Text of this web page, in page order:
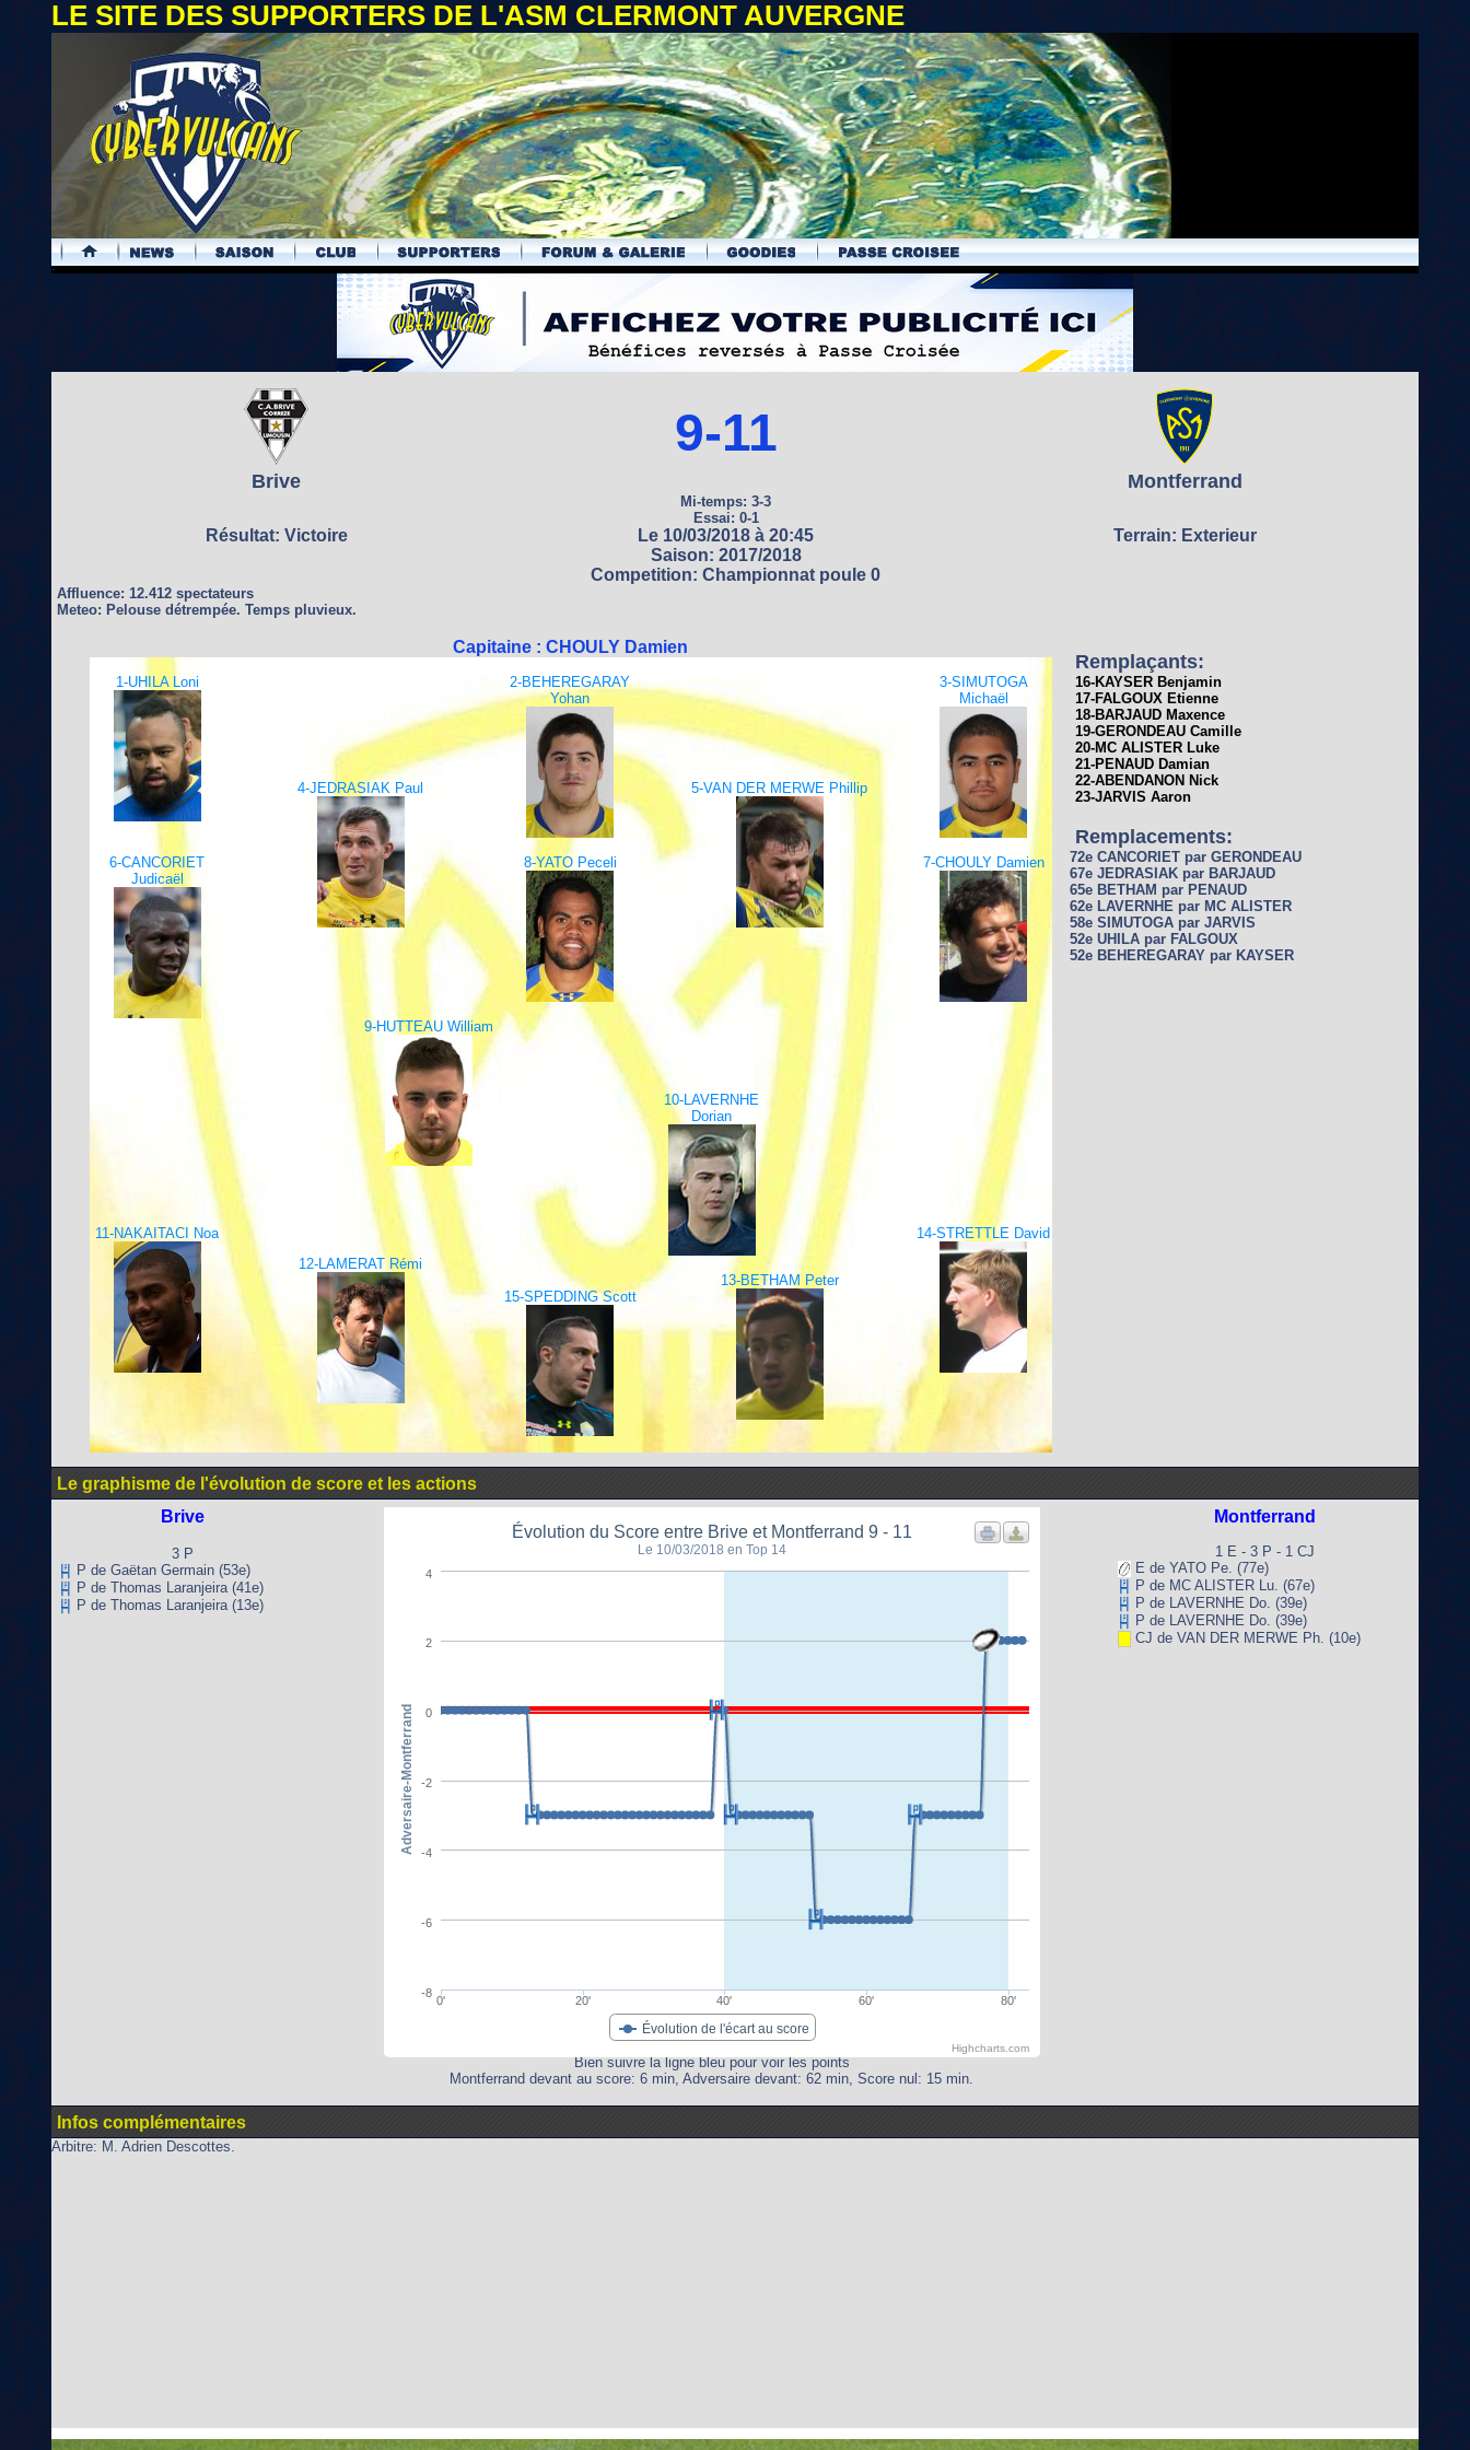
LE SITE DES SUPPORTERS DE L'ASM CLERMONT AUVERGNE
.
Brive
9-11
Montferrand
Mi-temps: 3-3
Essai: 0-1
Résultat: Victoire Le 10/03/2018 à 20:45
Terrain: Exterieur
Saison: 2017/2018
Competition: Championnat poule 0
Affluence: 12.412 spectateurs
Meteo: Pelouse détrempée. Temps pluvieux.
Capitaine : CHOULY Damien
1-UHILA Loni
2-BEHEREGARAY
Yohan
3-SIMUTOGA
Michaël
4-JEDRASIAK Paul 5-VAN DER MERWE Phillip
6-CANCORIET
Judicaël
8-YATO Peceli 7-CHOULY Damien
9-HUTTEAU William
10-LAVERNHE
Dorian
11-NAKAITACI Noa
14-STRETTLE David
12-LAMERAT Rémi
13-BETHAM Peter
15-SPEDDING Scott
Remplaçants:
16-KAYSER Benjamin
17-FALGOUX Etienne
18-BARJAUD Maxence
19-GERONDEAU Camille
20-MC ALISTER Luke
21-PENAUD Damian
22-ABENDANON Nick
23-JARVIS Aaron
Remplacements:
72e CANCORIET par GERONDEAU
67e JEDRASIAK par BARJAUD
65e BETHAM par PENAUD
62e LAVERNHE par MC ALISTER
58e SIMUTOGA par JARVIS
52e UHILA par FALGOUX
52e BEHEREGARAY par KAYSER
Le graphisme de l'évolution de score et les actions
Brive
3 P
P de Gaëtan Germain (53e)
P de Thomas Laranjeira (41e)
P de Thomas Laranjeira (13e)
Évolution du Score entre Brive et Montferrand 9 - 11
Le 10/03/2018 en Top 14
Évolution de l'écart au score
0' 20' 40' 60' 80'
-6
-4
-2
0
2
-8
4
Adversaire-Montferrand
Highcharts.com
Bien suivre la ligne bleu pour voir les points
Montferrand devant au score: 6 min, Adversaire devant: 62 min, Score nul: 15 min.
Montferrand
1 E - 3 P - 1 CJ
E de YATO Pe. (77e)
P de MC ALISTER Lu. (67e)
P de LAVERNHE Do. (39e)
P de LAVERNHE Do. (39e)
CJ de VAN DER MERWE Ph. (10e)
Infos complémentaires
Arbitre: M. Adrien Descottes.